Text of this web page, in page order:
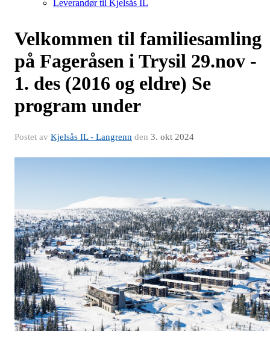
Leverandør til Kjelsås IL
Velkommen til familiesamling
på Fageråsen i Trysil 29.nov -
1. des (2016 og eldre) Se
program under
Postet av Kjelsås IL - Langrenn den 3. okt 2024